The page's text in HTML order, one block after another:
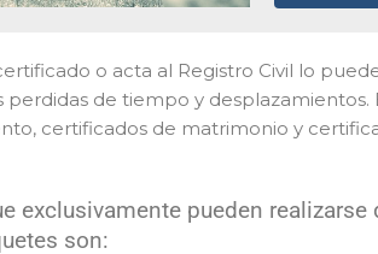
o acta al Registro Civil lo
perdidas de tiempo y
certificados de matrimonio y
exclusivamente pueden realizarse
son: